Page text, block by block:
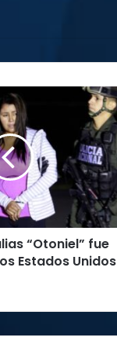
“Otoniel” fue
Estados Unidos